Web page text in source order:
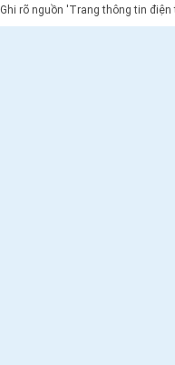
Ghi rõ nguồn 'Trang thông tin